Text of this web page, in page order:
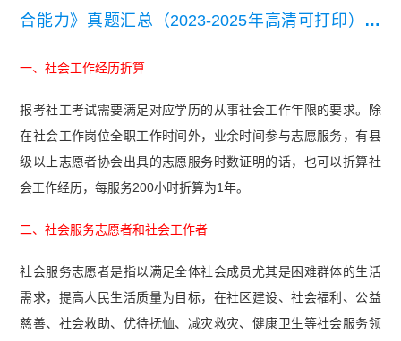
合能力》真题汇总（2023-2025年高清可打印）】
中级社工《社会工作综合能力》真题及答案】 【20
25年中级社工《专业实务》真题及答案】 【2025
年初级社工《社会工作综合能力》真题及答案】
答案解析】
一、社会工作经历折算
报考社工考试需要满足对应学历的从事社会工作年限的要求。除
在社会工作岗位全职工作时间外，业余时间参与志愿服务，有县
级以上志愿者协会出具的志愿服务时数证明的话，也可以折算社
会工作经历，每服务200小时折算为1年。
二、社会服务志愿者和社会工作者
社会服务志愿者是指以满足全体社会成员尤其是困难群体的生活
需求，提高人民生活质量为目标，在社区建设、社会福利、公益
慈善、社会救助、优待抚恤、减灾救灾、健康卫生等社会服务领